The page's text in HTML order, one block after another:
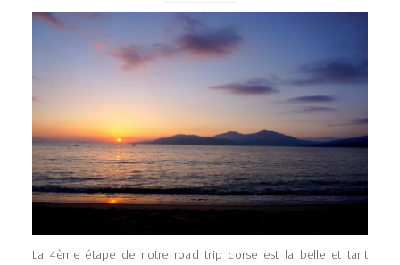
La 4ème étape de notre road trip corse est la belle et tant